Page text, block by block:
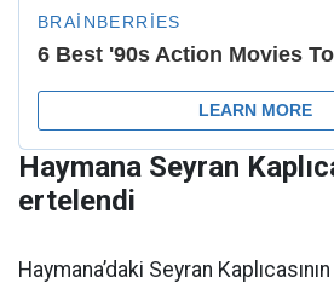
Haymana Seyran
ertelendi
Haymana’daki Seyran